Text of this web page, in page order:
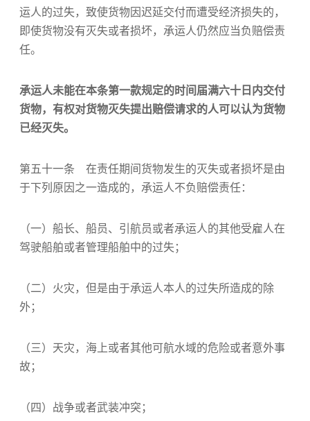
运人的过失，致使货物因迟延交付而遭受经济损失的，
即使货物没有灭失或者损坏，承运人仍然应当负赔偿责
任。
承运人未能在本条第一款规定的时间届满六十日内交付
货物，有权对货物灭失提出赔偿请求的人可以认为货物
已经灭失。
第五十一条 在责任期间货物发生的灭失或者损坏是由
于下列原因之一造成的，承运人不负赔偿责任：
（一）船长、船员、引航员或者承运人的其他受雇人在
驾驶船舶或者管理船舶中的过失；
（二）火灾，但是由于承运人本人的过失所造成的除
外；
（三）天灾，海上或者其他可航水域的危险或者意外事
故；
（四）战争或者武装冲突；